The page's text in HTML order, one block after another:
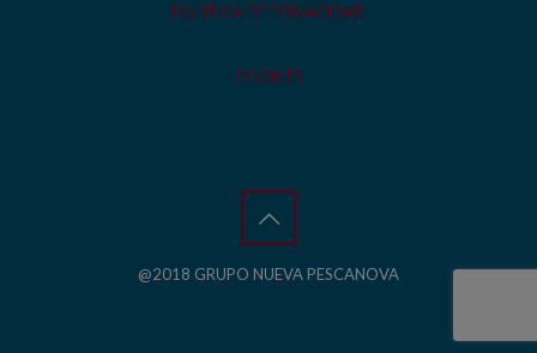
POLÍTICA DE PRIVACIDAD
COOKIES
@2018 GRUPO NUEVA PESCANOVA